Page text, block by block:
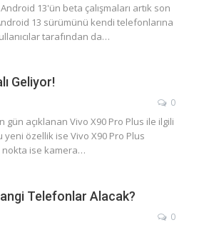
13'ün beta çalışmaları artık son
13 sürümünü kendi telefonlarına
tarafından da…
Geliyor!
0
gün açıklanan Vivo X90 Pro Plus ile ilgili
yeni özellik ise Vivo X90 Pro Plus
nokta ise kamera…
Telefonlar Alacak?
0